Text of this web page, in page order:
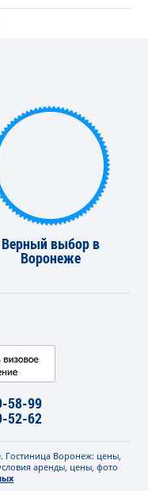
Верный выбор в
Воронеже
58-99
52-62
Воронеж: цены,
аренды, цены, фото